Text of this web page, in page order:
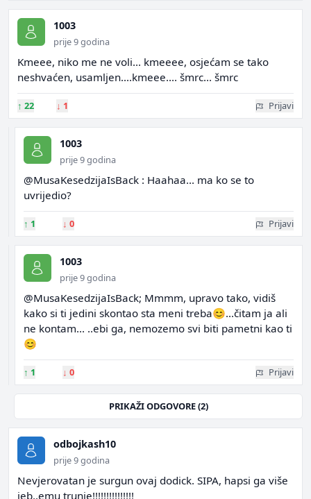
1003
prije 9 godina
Kmeee, niko me ne voli... kmeeee, osjećam se tako
neshvaćen, usamljen....kmeee.... šmrc... šmrc
↑ 22 ↓ 1 Prijavi
1003
prije 9 godina
@MusaKesedzijaIsBack : Haahaa... ma ko se to
uvrijedio?
↑ 1 ↓ 0 Prijavi
1003
prije 9 godina
@MusaKesedzijaIsBack; Mmmm, upravo tako, vidiš
kako si ti jedini skontao sta meni treba😊...čitam ja ali
ne kontam... ..ebi ga, nemozemo svi biti pametni kao ti
😊
↑ 1 ↓ 0 Prijavi
PRIKAŽI ODGOVORE (2)
odbojkash10
prije 9 godina
Nevjerovatan je surgun ovaj dodick. SIPA, hapsi ga više
jeb..emu trunje!!!!!!!!!!!!!!!